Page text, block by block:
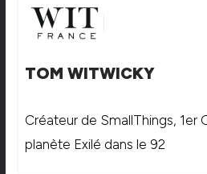
TOM WITWICKY
Créateur de SmallThings, 1er
planète Exilé dans le 92